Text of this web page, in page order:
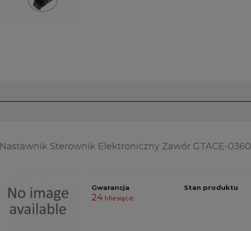
Nastawnik Sterownik Elektroniczny Zawór GTACE-0360
Gwarancja
24 Miesiące
Stan produktu